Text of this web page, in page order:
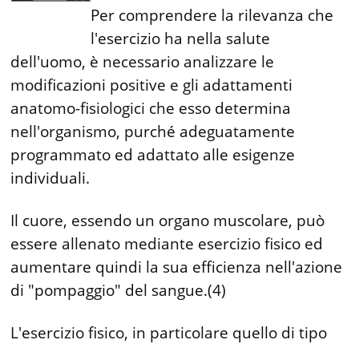
Per comprendere la rilevanza che
l'esercizio ha nella salute
dell'uomo, è necessario analizzare le
modificazioni positive e gli adattamenti
anatomo-fisiologici che esso determina
nell'organismo, purché adeguatamente
programmato ed adattato alle esigenze
individuali.
Il cuore, essendo un organo muscolare, può
essere allenato mediante esercizio fisico ed
aumentare quindi la sua efficienza nell'azione
di "pompaggio" del sangue.(4)
L'esercizio fisico, in particolare quello di tipo